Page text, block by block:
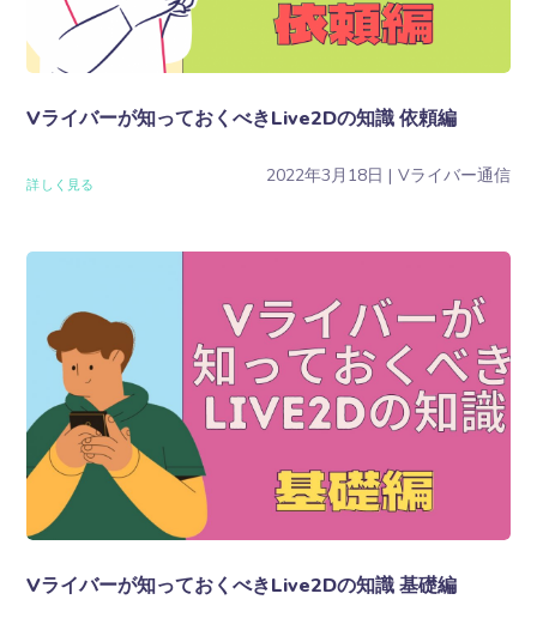
2022年3月18日 Vライバー通信
Vライバーが知っておくべきLive2Dの知識 依頼編
詳しく見る
Vライバーが知っておくべきLive2Dの知識 基礎編